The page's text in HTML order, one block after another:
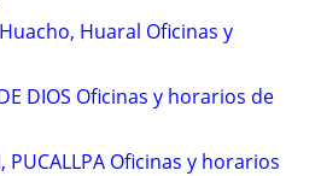
Huacho, Huaral Oficinas y
DIOS Oficinas y horarios de
PUCALLPA Oficinas y horarios